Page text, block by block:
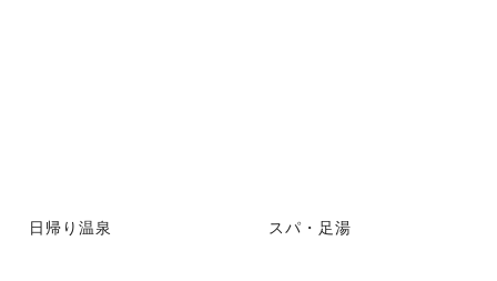
日帰り温泉 スパ・足湯